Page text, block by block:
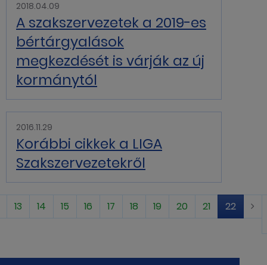
2018.04.09
A szakszervezetek a 2019-es
bértárgyalások
megkezdését is várják az új
kormánytól
2016.11.29
Korábbi cikkek a LIGA
Szakszervezetekről
13 14 15 16 17 18 19 20 21 22